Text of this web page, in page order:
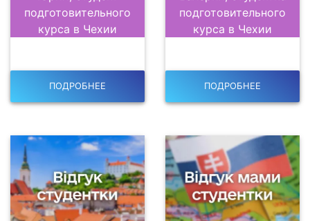
подготовительного
курса в Чехии
ПОДРОБНЕЕ
подготовительного
курса в Чехии
ПОДРОБНЕЕ